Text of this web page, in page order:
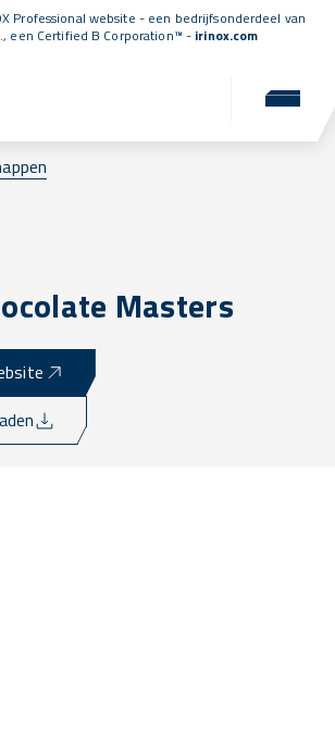
Professional website - een bedrijfsonderdeel van
een Certified B Corporation™ - irinox.com
Masters